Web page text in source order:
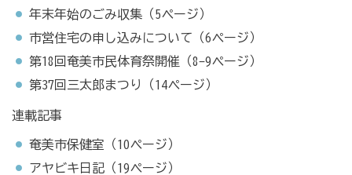
年末年始のごみ収集（5ページ）
市営住宅の申し込みについて（6ページ）
第18回奄美市民体育祭開催（8-9ページ）
第37回三太郎まつり（14ページ）
連載記事
奄美市保健室（10ページ）
アヤビキ日記（19ページ）